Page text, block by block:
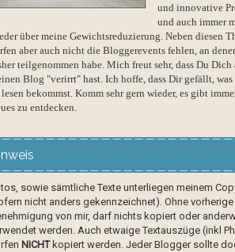
und innovative
und auch immer
über meine Gewichtsreduzierung. Neben diesen
aber auch nicht die Bloggerevents fehlen, an
teilgenommen habe. Mich freut sehr, dass Du Dich
Blog "verirrt" hast. Ich hoffe, dass Dir gefällt, was
bekommst. Komm sehr gern wieder, es gibt
zu entdecken.
sowie sämtliche Texte unterliegen meinem
nicht anders gekennzeichnet). Ohne vorherige
von mir, darf nichts kopiert oder
werden. Auch etwaige Textauszüge (inkl
NICHTkopiert werden. Jeder Blogger sollte